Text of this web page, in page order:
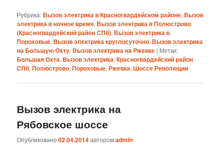
Рубрика:Вызов электрика в Красногвардейском районе,Вызов
электрика в ночное время,Вызов электрика в Полюстрово
(Красногвардейский район СПб),Вызов электрика в
Пороховые,Вызов электрика круглосуточно,Вызов электрика
на Большую Охту,Вызов электрика на Ржевке | Метки:
Большая Охта,Вызов электрика,Красногвардейский район
СПб,Полюстрово,Пороховые,Ржевка,Шоссе Революции
Вызов электрика на
Рябовское шоссе
Опубликовано02.04.2014авторомadmin